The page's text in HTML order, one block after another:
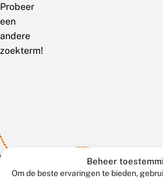
Beheer
Om de beste ervaringen te bieden,
Probeer
een
andere
zoekterm!